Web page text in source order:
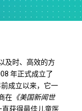
及时、高效的方
年正式成立了
成立以来，它一
在《美国新闻世
获得最佳儿童医